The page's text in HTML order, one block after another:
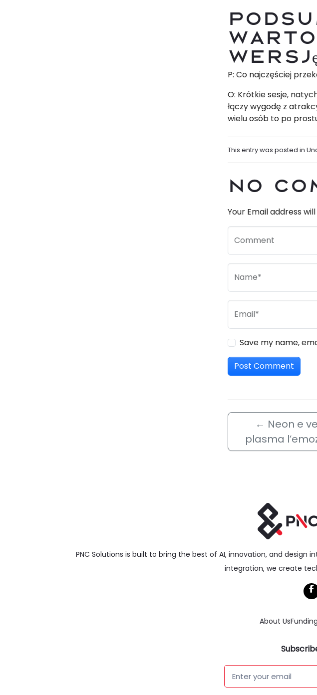
warto
P: Co najczęściej
O: Krótkie sesje,
łączy wygodę z
wielu osób to po
This entry was posted in
No
Your Email address
Comment
Name*
Email*
Save my name,
← Neon e
plasma
PNC Solutions is built to bring the best of AI, innovation, and
integration, we create
About UsFunding
Newsletter
Form